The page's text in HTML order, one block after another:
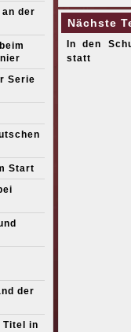
an der
Serie
Start
der
Titel in
Nächste
In den
statt